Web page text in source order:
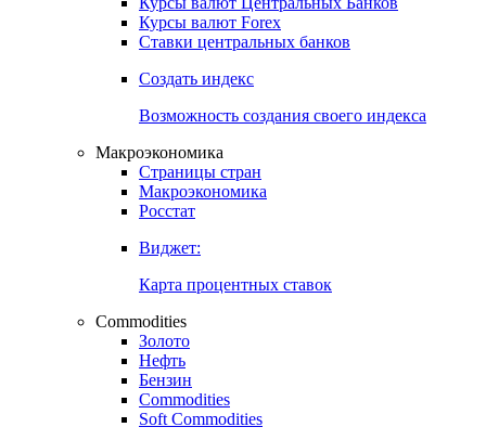
Курсы валют Forex
Ставки центральных банков
Создать индекс
Возможность создания своего индекса
Макроэкономика
Страницы стран
Макроэкономика
Росстат
Виджет:
Карта процентных ставок
Commodities
Золото
Нефть
Бензин
Commodities
Soft Commodities